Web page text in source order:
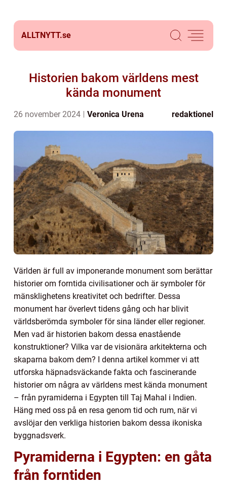
ALLTNYTT.se
Historien bakom världens mest
kända monument
26 november 2024 Veronica Urena redaktionel
Världen är full av imponerande monument som berättar
historier om forntida civilisationer och är symboler för
mänsklighetens kreativitet och bedrifter. Dessa
monument har överlevt tidens gång och har blivit
världsberömda symboler för sina länder eller regioner.
Men vad är historien bakom dessa enastående
konstruktioner? Vilka var de visionära arkitekterna och
skaparna bakom dem? I denna artikel kommer vi att
utforska häpnadsväckande fakta och fascinerande
historier om några av världens mest kända monument
– från pyramiderna i Egypten till Taj Mahal i Indien.
Häng med oss på en resa genom tid och rum, när vi
avslöjar den verkliga historien bakom dessa ikoniska
byggnadsverk.
Pyramiderna i Egypten: en gåta
från forntiden